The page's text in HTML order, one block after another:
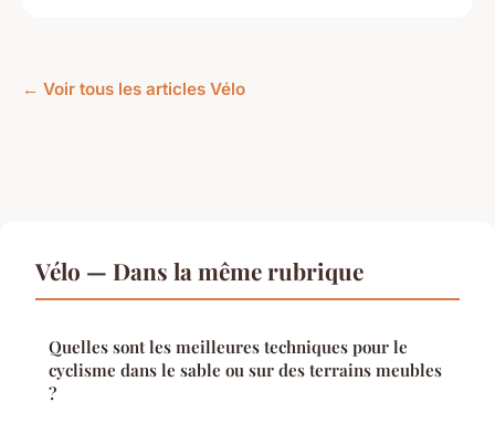
← Voir tous les articles Vélo
Vélo — Dans la même rubrique
Quelles sont les meilleures techniques pour le
cyclisme dans le sable ou sur des terrains meubles
?